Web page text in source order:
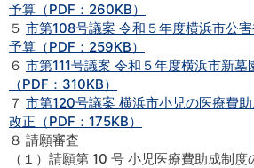
予算（PDF：260KB）
５ 市第108号議案 令和５年度横浜市公
予算（PDF：259KB）
６ 市第111号議案 令和５年度横浜市新
（PDF：310KB）
７ 市第120号議案 横浜市小児の医療費
改正（PDF：175KB）
８ 請願審査
（１）請願第 10 号 小児医療費助成制度